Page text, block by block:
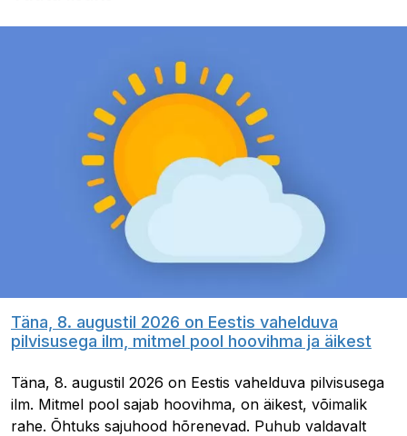
Täna, 8. augustil 2026 on Eestis vahelduva
pilvisusega ilm, mitmel pool hoovihma ja äikest
Täna, 8. augustil 2026 on Eestis vahelduva pilvisusega
ilm. Mitmel pool sajab hoovihma, on äikest, võimalik
rahe. Õhtuks sajuhood hõrenevad. Puhub valdavalt